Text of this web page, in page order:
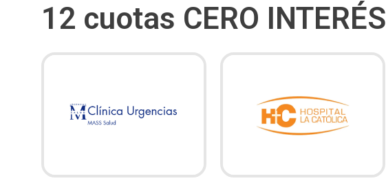
12 cuotas CERO INTERÉS